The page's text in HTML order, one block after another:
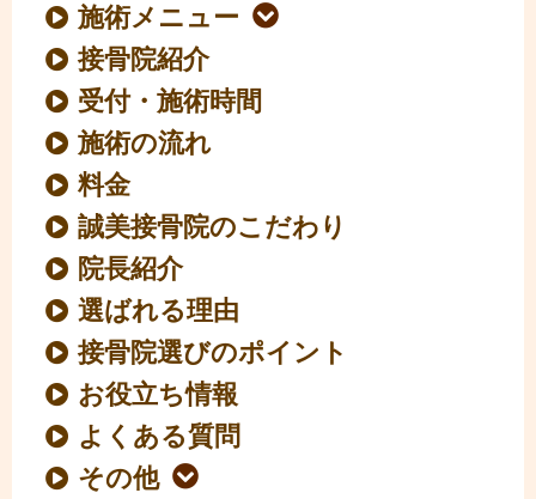
施術メニュー
接骨院紹介
受付・施術時間
施術の流れ
料金
誠美接骨院のこだわり
院長紹介
選ばれる理由
接骨院選びのポイント
お役立ち情報
よくある質問
その他